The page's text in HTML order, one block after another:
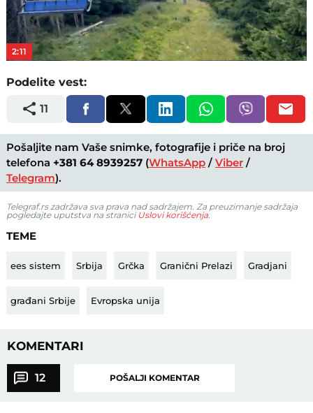
Video
2:11
Podelite vest:
11
Pošaljite nam Vaše snimke, fotografije i priče na broj
telefona +381 64 8939257 (WhatsApp /Viber /
Telegram).
Telegraf.rs zadržava sva prava nad sadržajem. Za preuzimanje sadržaja
pogledajte uputstva na stranici Uslovi korišćenja.
TEME
ees sistem Srbija Grčka Granični Prelazi Gradjani
građani Srbije Evropska unija
KOMENTARI
12 POŠALJI KOMENTAR